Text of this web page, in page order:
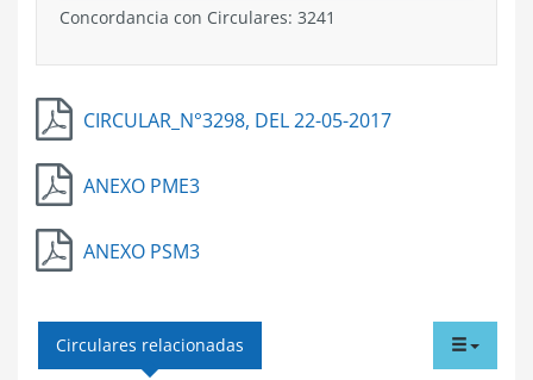
Concordancia con Circulares: 3241
CIRCULAR_N°3298, DEL 22-05-2017
ANEXO PME3
ANEXO PSM3
menu
Circulares relacionadas